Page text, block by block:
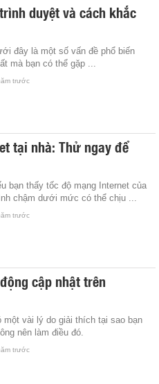
duyệt và cách khắc
đây là một số vấn đề phổ biến
mà bạn có thể gặp ...
trước
tại nhà: Thử ngay để
bạn thấy tốc độ mạng Internet của
chậm dưới mức có thể chịu ...
trước
cập nhật trên
một vài lý do giải thích tại sao bạn
nên làm điều đó.
trước